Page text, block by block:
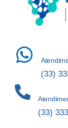
(33)
(33)